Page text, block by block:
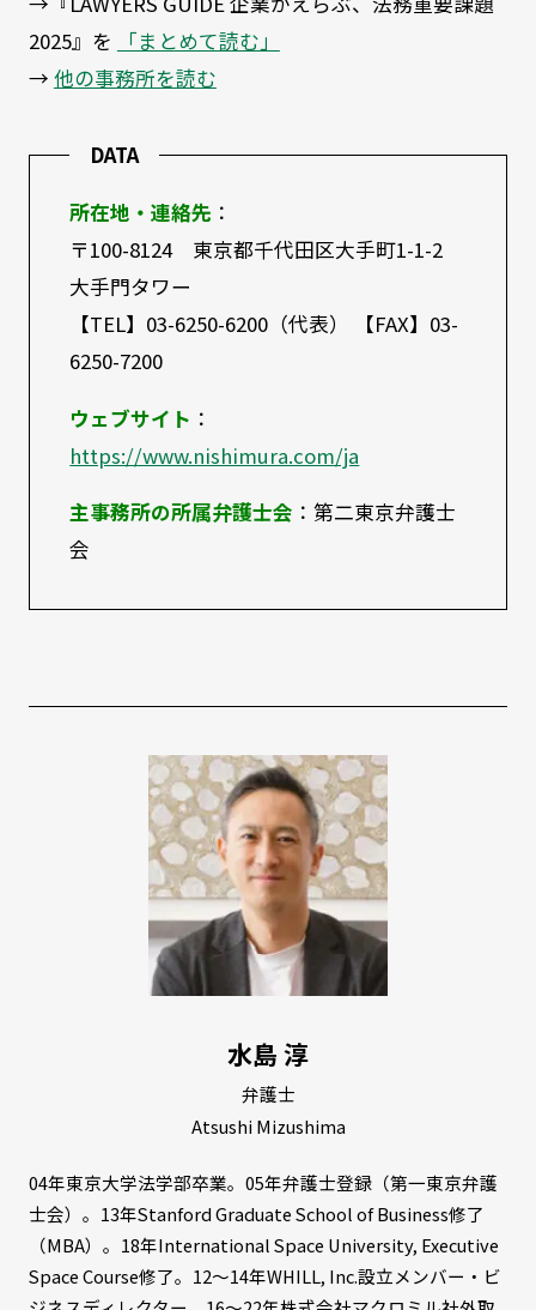
2025』を
「まとめて読む」
→ 他の事務所を読む
DATA
所在地・連絡先 ：
〒100-8124 東京都千代田区大手町1-1-2
大手門タワー
【TEL】03-6250-6200（代表） 【FAX】03-
6250-7200
ウェブサイト ：
https://www.nishimura.com/ja
主事務所の所属弁護士会 ：第二東京弁護士
会
水島 淳
弁護士
Atsushi Mizushima
04年東京大学法学部卒業。05年弁護士登録（第一東京弁護
士会）。13年Stanford Graduate School of Business修了
（MBA）。18年International Space University, Executive
Space Course修了。12～14年WHILL, Inc.設立メンバー・ビ